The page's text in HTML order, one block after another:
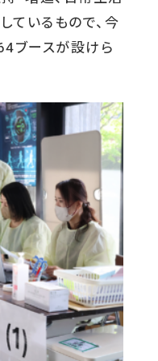
ているもので、今
ブースが設けら